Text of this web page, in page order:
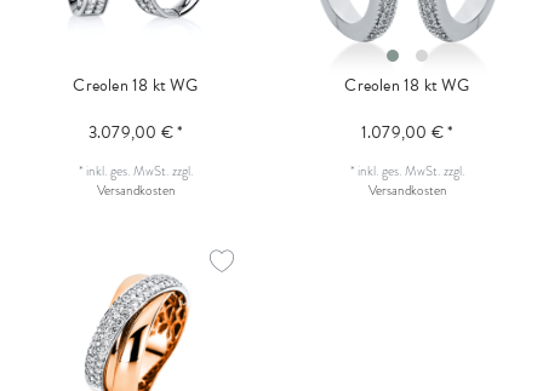
Creolen 18 kt WG
3.079,00 € *
* inkl. ges. MwSt.zzgl.
Versandkosten
Creolen 18 kt WG
1.079,00 € *
* inkl. ges. MwSt.zzgl.
Versandkosten